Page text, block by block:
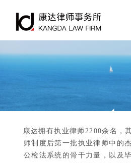
康达拥有执业律师2200余名，
师制度后第一批执业律师中的
公检法系统的骨干力量，以及